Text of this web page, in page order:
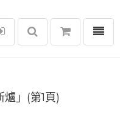
選單
」(第1頁)